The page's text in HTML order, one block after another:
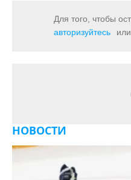
Для того, чтобы
авторизуйтесь
или
НОВОСТИ